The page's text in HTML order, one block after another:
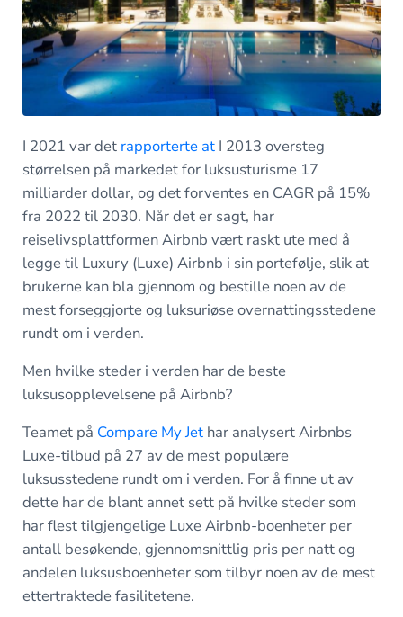
I 2021 var det rapporterte atI 2013 oversteg
størrelsen på markedet for luksusturisme 17
milliarder dollar, og det forventes en CAGR på 15%
fra 2022 til 2030. Når det er sagt, har
reiselivsplattformen Airbnb vært raskt ute med å
legge til Luxury (Luxe) Airbnb i sin portefølje, slik at
brukerne kan bla gjennom og bestille noen av de
mest forseggjorte og luksuriøse overnattingsstedene
rundt om i verden.
Men hvilke steder i verden har de beste
luksusopplevelsene på Airbnb?
Teamet på Compare My Jet har analysert Airbnbs
Luxe-tilbud på 27 av de mest populære
luksusstedene rundt om i verden. For å finne ut av
dette har de blant annet sett på hvilke steder som
har flest tilgjengelige Luxe Airbnb-boenheter per
antall besøkende, gjennomsnittlig pris per natt og
andelen luksusboenheter som tilbyr noen av de mest
ettertraktede fasilitetene.